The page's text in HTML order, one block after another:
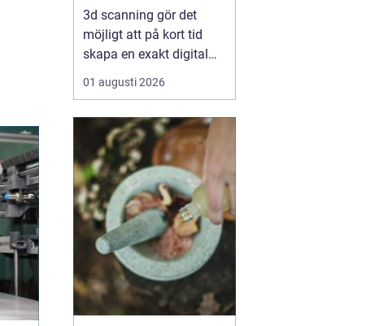
3d scanning gör det
möjligt att på kort tid
skapa en exakt digital
kopia av nästan vad
som helst: en liten detalj,
eller en hel fabrik.
Tekniken används i dag
inom industri, bygg,
fastigheter, kulturarv och
infrastruktur för at...
01 augusti 2026